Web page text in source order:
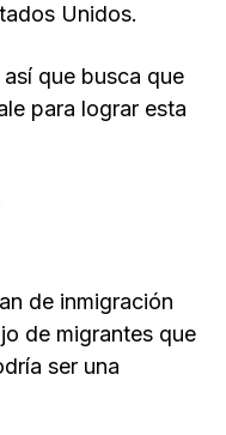
Unidos.
que busca que
para lograr esta
de inmigración
de migrantes que
ser una